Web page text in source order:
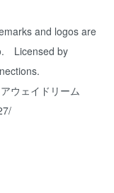
and logos are
Licensed by
ウェイドリーム